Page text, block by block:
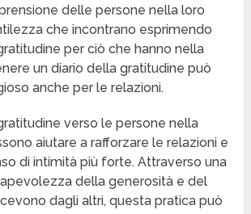
delle persone nella loro
che incontrano esprimendo
per ciò che hanno nella
un diario della gratitudine può
anche per le relazioni.
verso le persone nella
aiutare a rafforzare le relazioni e
di intimità più forte. Attraverso una
della generosità e del
dagli altri, questa pratica può